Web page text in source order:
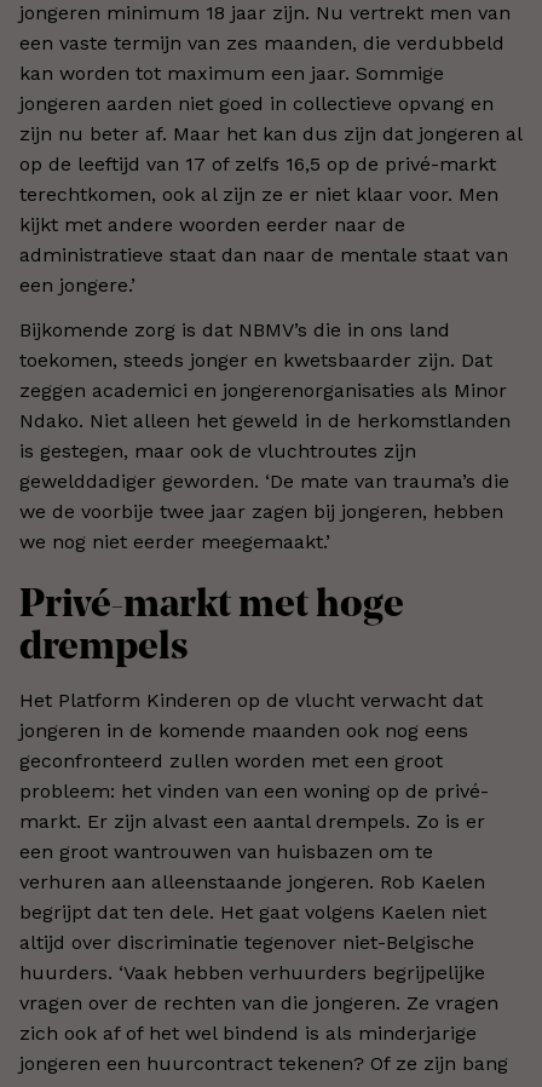
jongeren minimum 18 jaar zijn. Nu vertrekt men van
een vaste termijn van zes maanden, die verdubbeld
kan worden tot maximum een jaar. Sommige
jongeren aarden niet goed in collectieve opvang en
zijn nu beter af. Maar het kan dus zijn dat jongeren al
op de leeftijd van 17 of zelfs 16,5 op de privé-markt
terechtkomen, ook al zijn ze er niet klaar voor. Men
kijkt met andere woorden eerder naar de
administratieve staat dan naar de mentale staat van
een jongere.’
Bijkomende zorg is dat NBMV’s die in ons land
toekomen, steeds jonger en kwetsbaarder zijn. Dat
zeggen academici en jongerenorganisaties als Minor
Ndako. Niet alleen het geweld in de herkomstlanden
is gestegen, maar ook de vluchtroutes zijn
gewelddadiger geworden. ‘De mate van trauma’s die
we de voorbije twee jaar zagen bij jongeren, hebben
we nog niet eerder meegemaakt.’
Privé-markt met hoge
drempels
Het Platform Kinderen op de vlucht verwacht dat
jongeren in de komende maanden ook nog eens
geconfronteerd zullen worden met een groot
probleem: het vinden van een woning op de privé-
markt. Er zijn alvast een aantal drempels. Zo is er
een groot wantrouwen van huisbazen om te
verhuren aan alleenstaande jongeren. Rob Kaelen
begrijpt dat ten dele. Het gaat volgens Kaelen niet
altijd over discriminatie tegenover niet-Belgische
huurders. ‘Vaak hebben verhuurders begrijpelijke
vragen over de rechten van die jongeren. Ze vragen
zich ook af of het wel bindend is als minderjarige
jongeren een huurcontract tekenen? Of ze zijn bang